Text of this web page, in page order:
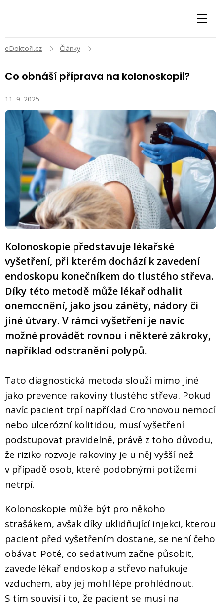
eDoktoři.cz Články
Co obnáší příprava na kolonoskopii?
11. 9. 2025
Kolonoskopie představuje lékařské
vyšetření, při kterém dochází k zavedení
endoskopu konečníkem do tlustého střeva.
Díky této metodě může lékař odhalit
onemocnění, jako jsou záněty, nádory či
jiné útvary. V rámci vyšetření je navíc
možné provádět rovnou i některé zákroky,
například odstranění polypů.
Tato diagnostická metoda slouží mimo jiné
jako prevence rakoviny tlustého střeva. Pokud
navíc pacient trpí například Crohnovou nemocí
nebo ulcerózní kolitidou, musí vyšetření
podstupovat pravidelně, právě z toho důvodu,
že riziko rozvoje rakoviny je u něj vyšší než
v případě osob, které podobnými potížemi
netrpí.
Kolonoskopie může být pro někoho
strašákem, avšak díky uklidňující injekci, kterou
pacient před vyšetřením dostane, se není čeho
obávat. Poté, co sedativum začne působit,
zavede lékař endoskop a střevo nafukuje
vzduchem, aby jej mohl lépe prohlédnout.
S tím souvisí i to, že pacient se musí na